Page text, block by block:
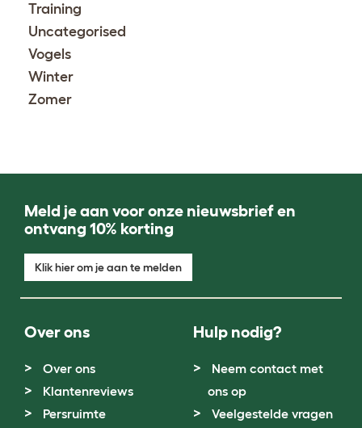
Training
Uncategorised
Vogels
Winter
Zomer
Meld je aan voor onze nieuwsbrief en
ontvang 10% korting
Klik hier om je aan te melden
Over ons
Over ons
Klantenreviews
Persruimte
Hulp nodig?
Neem contact met
ons op
Veelgestelde vragen